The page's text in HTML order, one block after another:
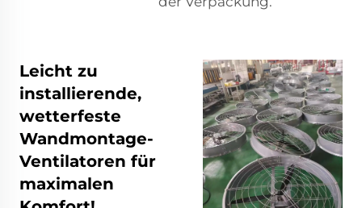
Leicht zu
installierende,
wetterfeste
Wandmontage-
Ventilatoren für
maximalen